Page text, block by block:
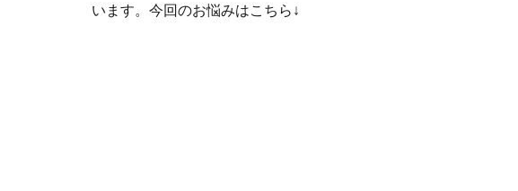
います。今回のお悩みはこちら↓